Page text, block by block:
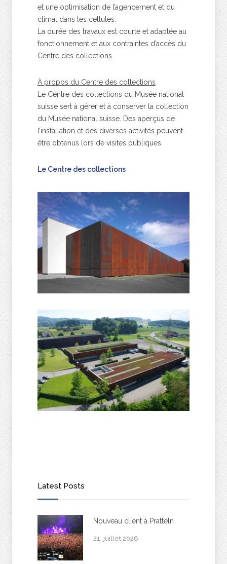
et une optimisation de l’agencement et du
climat dans les cellules.
La durée des travaux est courte et adaptée au
fonctionnement et aux contraintes d’accès du
Centre des collections.
À propos du Centre des collections
Le Centre des collections du Musée national
suisse sert à gérer et à conserver la collection
du Musée national suisse. Des aperçus de
l’installation et des diverses activités peuvent
être obtenus lors de visites publiques.
Le Centre des collections
Latest Posts
Nouveau client à Pratteln
21. juillet 2026